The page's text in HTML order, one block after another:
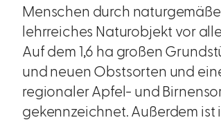
Menschen durch
lehrreiches Naturobjekt vor
Auf dem 1,6 ha großen
und neuen Obstsorten und
regionaler Apfel- und
gekennzeichnet. Außerdem ist